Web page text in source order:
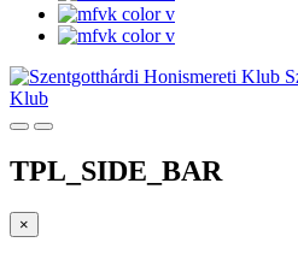
Klub
TPL_SIDE_BAR
×